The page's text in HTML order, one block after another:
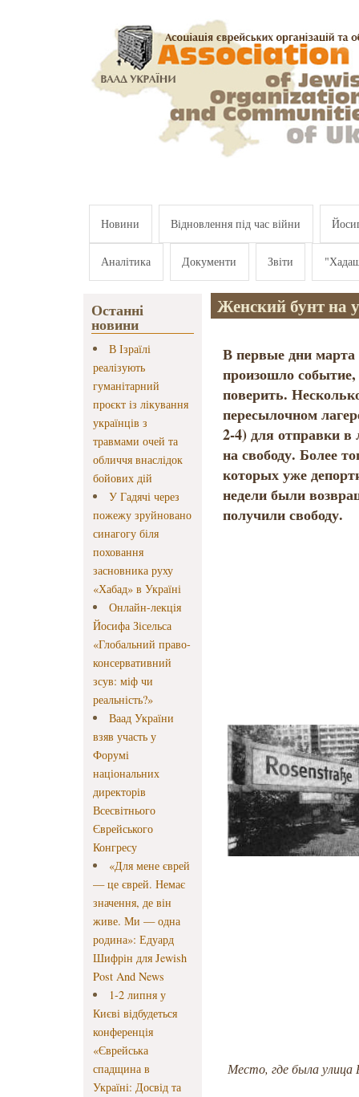
Новини Відновлення під час війни
Аналітика Документи Звіти
Останні
новини
В Ізраїлі
реалізують
гуманітарний
проєкт із лікування
українців з
травмами очей та
обличчя внаслідок
бойових дій
У Гадячі через
пожежу зруйновано
синагогу біля
поховання
засновника руху
«Хабад» в Україні
Онлайн-лекція
Йосифа Зісельса
«Глобальний право-
консервативний
зсув: міф чи
реальність?»
Ваад України
взяв участь у
Форумі
національних
директорів
Всесвітнього
Єврейського
Конгресу
«Для мене єврей
— це єврей. Немає
значення, де він
живе. Ми — одна
родина»: Едуард
Шифрін для Jewish
Post And News
1-2 липня у
Києві відбудеться
конференція
«Єврейська
спадщина в
Україні: Досвід та
Женский бунт на
В первые дни марта
произошло событие,
поверить.
пересылочном
2-4) для отправки
на свободу. Более
которых уже
недели были
получили свободу.
Место, где была улица